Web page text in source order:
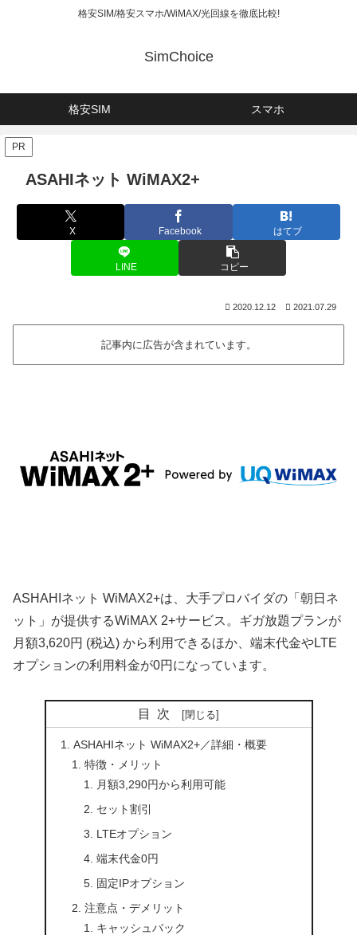
格安SIM/格安スマホ/WiMAX/光回線を徹底比較!
SimChoice
格安SIM スマホ
PR
ASAHIネット WiMAX2+
X Facebook はてブ
LINE コピー
2020.12.12 2021.07.29
記事内に広告が含まれています。
ASHAHIネット WiMAX2+は、大手プロバイダの「朝日ネ
ット」が提供するWiMAX 2+サービス。ギガ放題プランが
月額3,620円 (税込) から利用できるほか、端末代金やLTE
オプションの利用料金が0円になっています。
目次
ASHAHIネット WiMAX2+／詳細・概要
特徴・メリット
月額3,290円から利用可能
セット割引
LTEオプション
端末代金0円
固定IPオプション
注意点・デメリット
キャッシュバック